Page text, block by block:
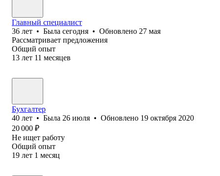
Главный специалист
36 лет • Была сегодня • Обновлено 27 мая
Рассматривает предложения
Общий опыт
13 лет 11 месяцев
Бухгалтер
40 лет • Была 26 июля • Обновлено 19 октября 2020
20 000 ₽
Не ищет работу
Общий опыт
19 лет 1 месяц